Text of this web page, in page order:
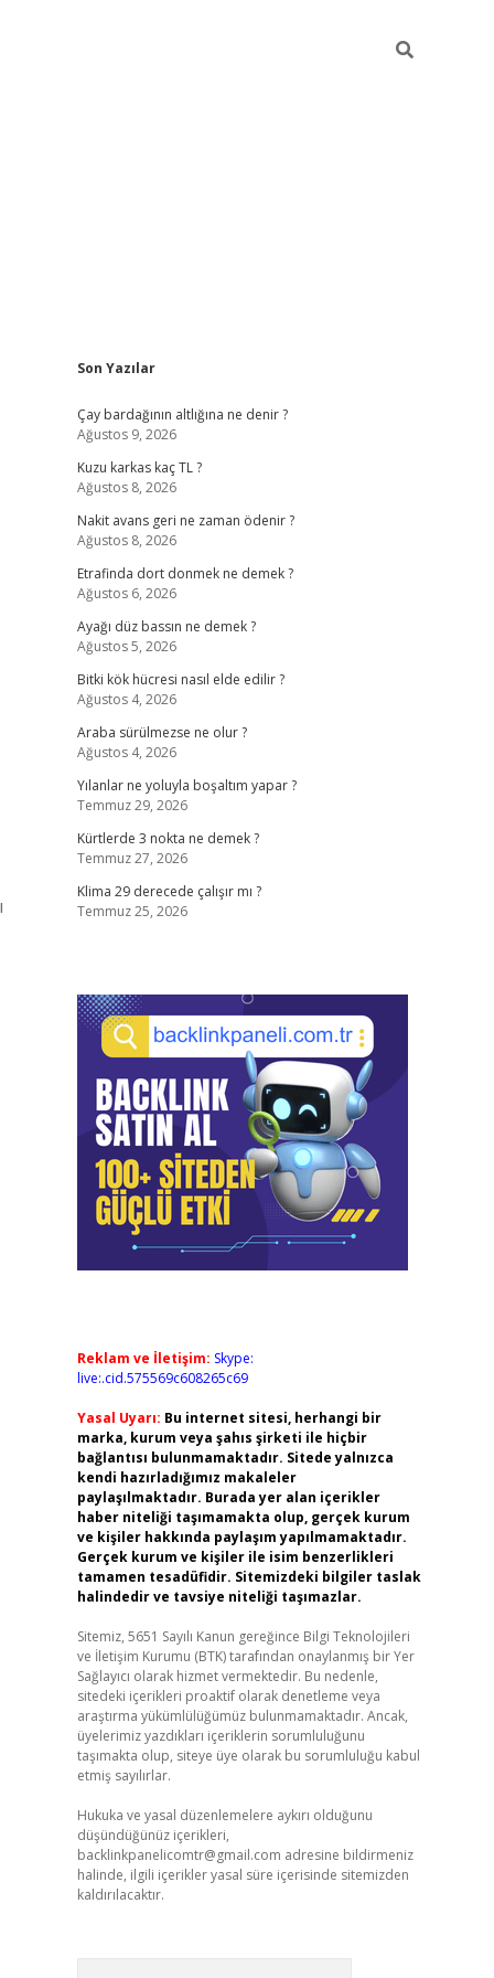
Sidebar
Son Yazılar
Çay bardağının altlığına ne denir ?
Ağustos 9, 2026
Kuzu karkas kaç TL ?
Ağustos 8, 2026
Nakit avans geri ne zaman ödenir ?
Ağustos 8, 2026
Etrafinda dort donmek ne demek ?
Ağustos 6, 2026
Ayağı düz bassın ne demek ?
Ağustos 5, 2026
Bitki kök hücresi nasıl elde edilir ?
Ağustos 4, 2026
Araba sürülmezse ne olur ?
Ağustos 4, 2026
Yılanlar ne yoluyla boşaltım yapar ?
Temmuz 29, 2026
Kürtlerde 3 nokta ne demek ?
Temmuz 27, 2026
Klima 29 derecede çalışır mı ?
Temmuz 25, 2026
Reklam ve İletişim: Skype:
live:.cid.575569c608265c69
Yasal Uyarı: Bu internet sitesi, herhangi bir
marka, kurum veya şahıs şirketi ile hiçbir
bağlantısı bulunmamaktadır. Sitede yalnızca
kendi hazırladığımız makaleler
paylaşılmaktadır. Burada yer alan içerikler
haber niteliği taşımamakta olup, gerçek kurum
ve kişiler hakkında paylaşım yapılmamaktadır.
Gerçek kurum ve kişiler ile isim benzerlikleri
tamamen tesadüfidir. Sitemizdeki bilgiler taslak
halindedir ve tavsiye niteliği taşımazlar.
Sitemiz, 5651 Sayılı Kanun gereğince Bilgi Teknolojileri
ve İletişim Kurumu (BTK) tarafından onaylanmış bir Yer
Sağlayıcı olarak hizmet vermektedir. Bu nedenle,
sitedeki içerikleri proaktif olarak denetleme veya
araştırma yükümlülüğümüz bulunmamaktadır. Ancak,
üyelerimiz yazdıkları içeriklerin sorumluluğunu
taşımakta olup, siteye üye olarak bu sorumluluğu kabul
etmiş sayılırlar.
Hukuka ve yasal düzenlemelere aykırı olduğunu
düşündüğünüz içerikleri,
backlinkpanelicomtr@gmail.com adresine bildirmeniz
halinde, ilgili içerikler yasal süre içerisinde sitemizden
kaldırılacaktır.